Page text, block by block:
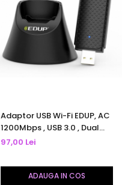
Adaptor USB Wi-Fi EDUP, AC
1200Mbps , USB 3.0 , Dual
Band 5Ghz /2,4Ghz
97,00 Lei
ADAUGA IN COS